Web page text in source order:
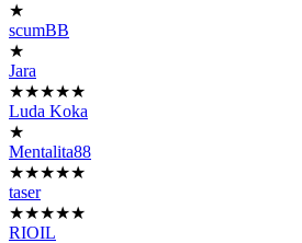
★
scumBB
★
Jara
★★★★★
Luda Koka
★
Mentalita88
★★★★★
taser
★★★★★
RIOIL